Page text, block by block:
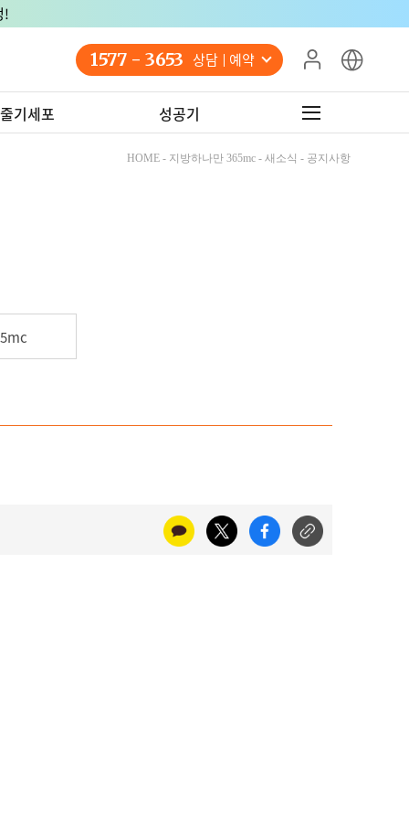
!
1577 - 3653 상담 예약
기세포 성공기
HOME - 지방하나만 365mc - 새소식 - 공지사항